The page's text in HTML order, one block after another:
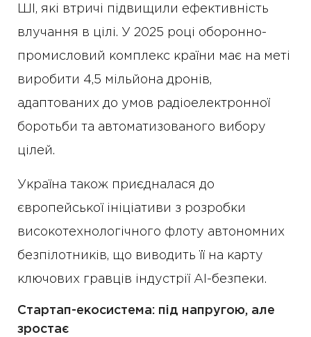
ШІ, які втричі підвищили ефективність
влучання в цілі. У 2025 році оборонно-
промисловий комплекс країни має на меті
виробити 4,5 мільйона дронів,
адаптованих до умов радіоелектронної
боротьби та автоматизованого вибору
цілей.
Україна також приєдналася до
європейської ініціативи з розробки
високотехнологічного флоту автономних
безпілотників, що виводить її на карту
ключових гравців індустрії AI-безпеки.
Стартап-екосистема: під напругою, але
зростає